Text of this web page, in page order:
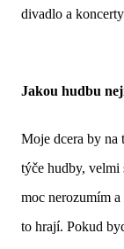
divadlo a
Jakou hudbu
Moje dcera by na
týče hudby, velmi
moc nerozumím
to hrají. Pokud